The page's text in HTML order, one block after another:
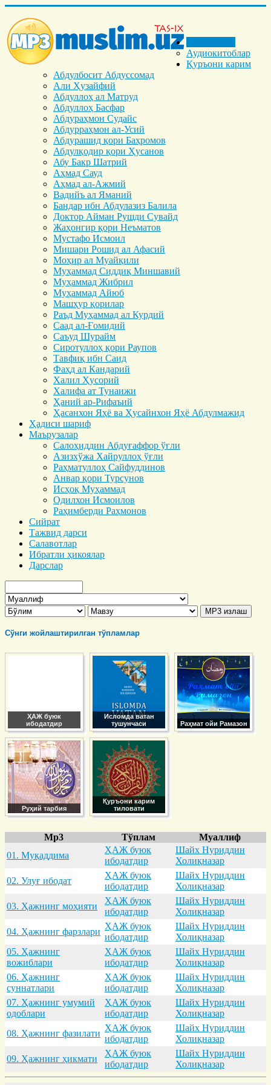
Аудиокитоблар
Қуръони карим
Абдулбосит Абдуссомад
Али Ҳузайфий
Абдуллоҳ ал Матруд
Абдуллоҳ Басфар
Абдураҳмон Судайс
Абдурраҳмон ал-Усий
Абдурашид қори Баҳромов
Абдулқодир қори Ҳусанов
Абу Бакр Шатрий
Аҳмад Сауд
Аҳмад ал-Ажмий
Вадийъ ал Яманий
Бандар ибн Абдулазиз Балила
Доктор Айман Рушди Сувайд
Жаҳонгир қори Неъматов
Мустафо Исмоил
Мишари Рошид ал Афасий
Моҳир ал Муайқили
Муҳаммад Cиддиқ Миншавий
Муҳаммад Жибрил
Муҳаммад Айюб
Машҳур қорилар
Раъд Муҳаммад ал Курдий
Саад ал-Ғомидий
Саъуд Шурайм
Сиротуллоҳ қори Раупов
Тавфиқ ибн Саид
Фаҳд ал Кандарий
Халил Ҳусорий
Халифа ат Тунаижи
Ҳаний ар-Рифаъий
Ҳасанхон Яҳё ва Ҳусайнхон Яҳё Абдулмажид
Ҳадиси шариф
Маърузалар
Салоҳиддин Абдуғаффор ўғли
Азизхўжа Хайруллоҳ ўғли
Раҳматуллоҳ Сайфуддинов
Анвар қори Турсунов
Исҳоқ Муҳаммад
Одилхон Исмоилов
Раҳимберди Раҳмонов
Сийрат
Тажвид дарси
Салавотлар
Ибратли ҳикоялар
Дарслар
Сўнги жойлаштирилган тўпламлар
ҲАЖ буюк
ибодатдир
Исломда ватан
тушунчаси
Раҳмат ойи Рамазон
Руҳий тарбия
Қуръони карим
тиловати
Mp3 Тўплам
Муаллиф
01. Муқaддимa
ҲАЖ буюк
ибодатдир
Шайх Нуриддин
Холиқназар
02. Улуғ ибодaт
ҲАЖ буюк
ибодатдир
Шайх Нуриддин
Холиқназар
03. Ҳaжнинг моҳияти
ҲАЖ буюк
ибодатдир
Шайх Нуриддин
Холиқназар
04. Ҳaжнинг фaрзлaри
ҲАЖ буюк
ибодатдир
Шайх Нуриддин
Холиқназар
05. Ҳaжнинг
вожиблaри
ҲАЖ буюк
ибодатдир
Шайх Нуриддин
Холиқназар
06. Ҳaжнинг
суннaтлaри
ҲАЖ буюк
ибодатдир
Шайх Нуриддин
Холиқназар
07. Ҳaжнинг умумий
одоблaри
ҲАЖ буюк
ибодатдир
Шайх Нуриддин
Холиқназар
08. Ҳaжнинг фaзилaти
ҲАЖ буюк
ибодатдир
Шайх Нуриддин
Холиқназар
09. Ҳaжнинг ҳикмaти
ҲАЖ буюк
ибодатдир
Шайх Нуриддин
Холиқназар